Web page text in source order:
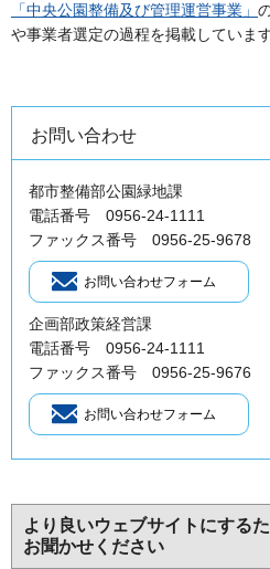
「中央公園整備及び管理運営事業」
や事業者選定の過程を掲載しています
お問い合わせ
都市整備部公園緑地課
電話番号 0956-24-1111
ファックス番号 0956-25-9678
企画部政策経営課
電話番号 0956-24-1111
ファックス番号 0956-25-9676
より良いウェブサイトにする
お聞かせください